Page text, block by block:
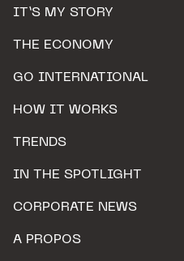
IT’S MY STORY
THE ECONOMY
GO INTERNATIONAL
HOW IT WORKS
TRENDS
IN THE SPOTLIGHT
CORPORATE NEWS
A PROPOS